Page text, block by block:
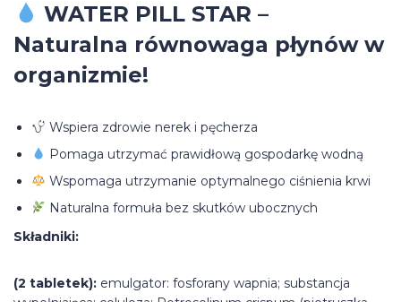
WATER PILL STAR –
Naturalna równowaga płynów w
organizmie!
Wspiera zdrowie nerek i pęcherza
Pomaga utrzymać prawidłową gospodarkę wodną
Wspomaga utrzymanie optymalnego ciśnienia krwi
Naturalna formuła bez skutków ubocznych
Składniki:
(2 tabletek): emulgator: fosforany wapnia; substancja